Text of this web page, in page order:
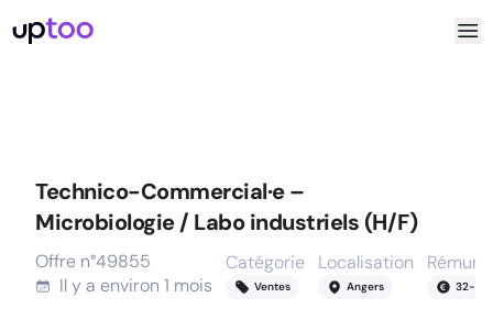
Technico-Commercial·e –
Microbiologie / Labo industriels (H/F)
Offre n°49855
Il y a environ 1 mois
Catégorie
Ventes
Localisation
Angers 32-